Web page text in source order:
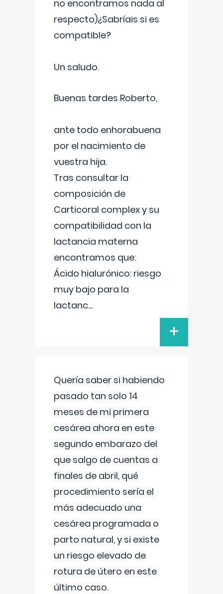
no encontramos nada al
respecto)¿Sabríais si es
compatible?
Un saludo.
Buenas tardes Roberto,
ante todo enhorabuena
por el nacimiento de
vuestra hija.
Tras consultar la
composición de
Carticoral complex y su
compatibilidad con la
lactancia materna
encontramos que:
Ácido hialurónico: riesgo
muy bajo para la
lactanc...
+
Quería saber si habiendo
pasado tan solo 14
meses de mi primera
cesárea ahora en este
segundo embarazo del
que salgo de cuentas a
finales de abril, qué
procedimiento sería el
más adecuado una
cesárea programada o
parto natural, y si existe
un riesgo elevado de
rotura de útero en este
último caso.